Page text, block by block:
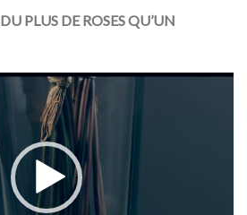
PLUS DE ROSES QU’UN